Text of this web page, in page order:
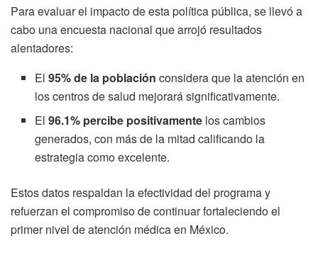
Para evaluar el impacto de esta política pública, se llevó a
cabo una encuesta nacional que arrojó resultados
alentadores:
El95% de la población considera que la atención en
los centros de salud mejorará significativamente.
El96.1% percibe positivamente los cambios
generados, con más de la mitad calificando la
estrategia como excelente.
Estos datos respaldan la efectividad del programa y
refuerzan el compromiso de continuar fortaleciendo el
primer nivel de atención médica en México.